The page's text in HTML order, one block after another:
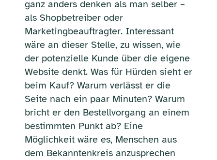
ganz anders denken als man selber –
als Shopbetreiber oder
Marketingbeauftragter. Interessant
wäre an dieser Stelle, zu wissen, wie
der potenzielle Kunde über die eigene
Website denkt. Was für Hürden sieht er
beim Kauf? Warum verlässt er die
Seite nach ein paar Minuten? Warum
bricht er den Bestellvorgang an einem
bestimmten Punkt ab? Eine
Möglichkeit wäre es, Menschen aus
dem Bekanntenkreis anzusprechen